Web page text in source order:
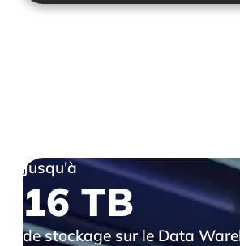
Jusqu'à
16 TB
de stockage sur le Data